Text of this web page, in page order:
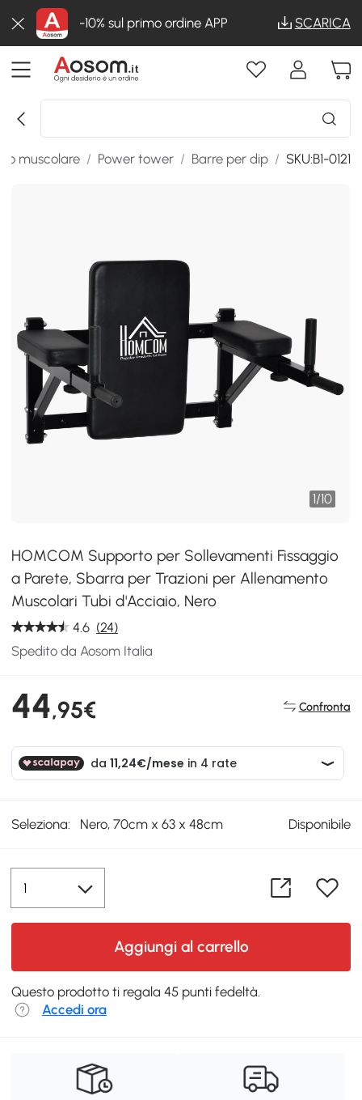
-10% sul primo ordine APP SCARICA
muscolare / Power tower / Barre per dip / SKU:B1-0121
1/10
HOMCOM Supporto per Sollevamenti Fissaggio
a Parete, Sbarra per Trazioni per Allenamento
Muscolari Tubi d'Acciaio, Nero
4.6 (24)
Spedito da Aosom Italia
44,95€ Confronta
Seleziona: Nero, 70cm x 63 x 48cm Disponibile
Aggiungi al carrello
Questo prodotto ti regala 45 punti fedeltà.
Accedi ora